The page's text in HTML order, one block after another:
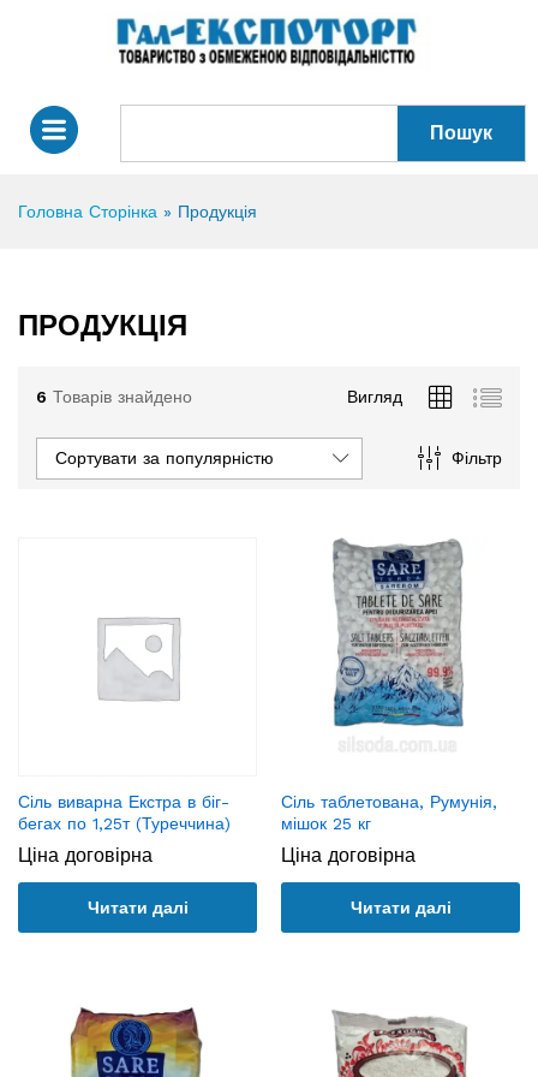
Пошук
Головна Сторінка » Продукція
ПРОДУКЦІЯ
6 Товарів знайдено Вигляд
Фільтр
Сортувати за популярністю
Сіль виварна Екстра в біг-
бегах по 1,25т (Туреччина)
Ціна договірна
Читати далі
Сіль таблетована, Румунія,
мішок 25 кг
Ціна договірна
Читати далі